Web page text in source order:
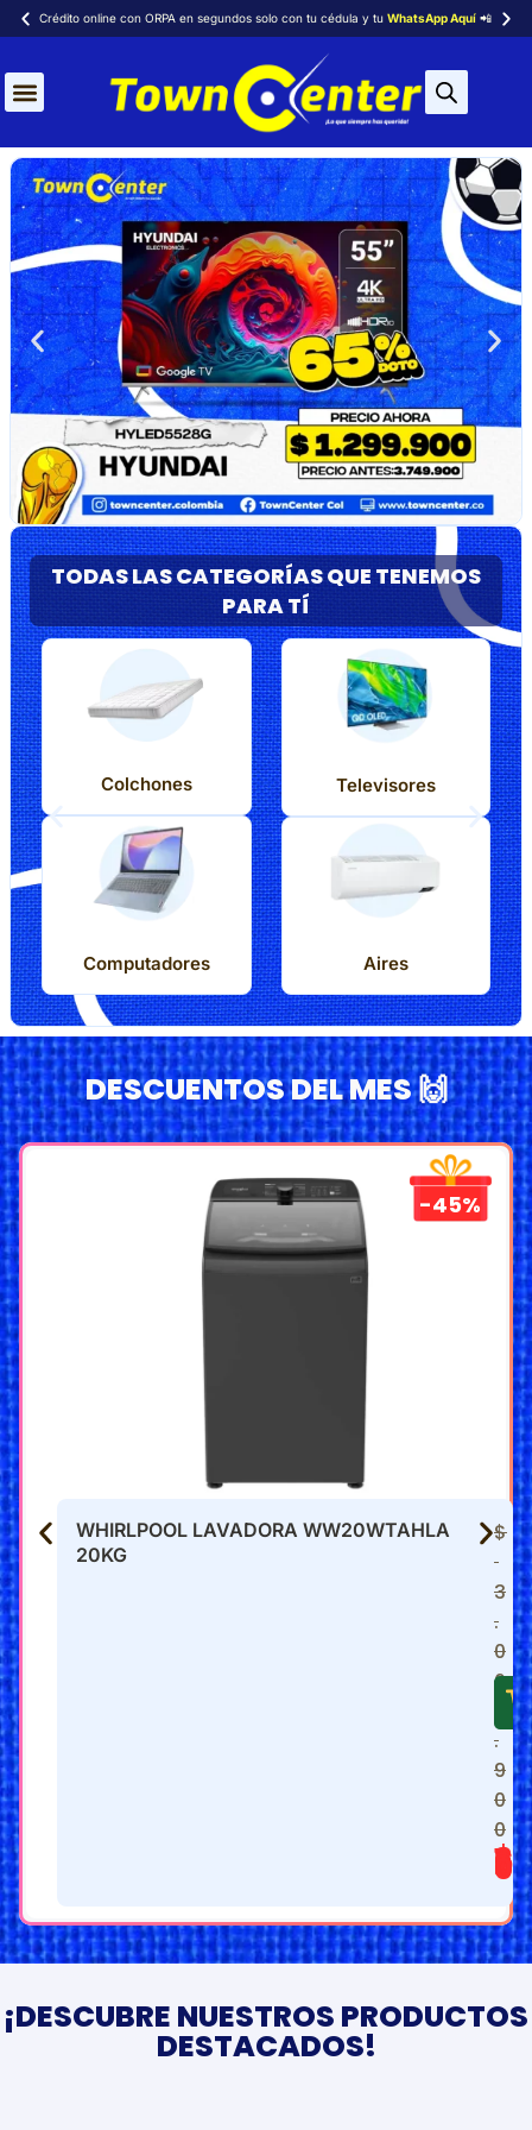
Crédito online con ORPA en segundos solo con tu cédula y tuWhatsApp Aquí 📲
TODAS LAS CATEGORÍAS QUE TENEMOS
PARA TÍ
Colchones
Computadores
Televisores
Aires
DESCUENTOS DEL MES 🙌
-45%
WHIRLPOOL LAVADORA WW20WTAHLA
20KG
$
3
.
0
6
.
9
0
0
$
1.699.900
¡DESCUBRE NUESTROS PRODUCTOS
DESTACADOS!